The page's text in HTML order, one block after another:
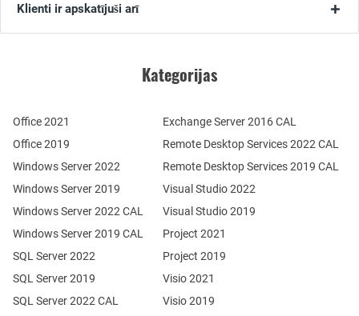
Klienti ir apskatījuši arī
Kategorijas
Office 2021
Office 2019
Windows Server 2022
Windows Server 2019
SQL Server 2022
SQL Server 2019
Windows Server 2022 CAL
Windows Server 2019 CAL
SQL Server 2022 CAL
Remote Desktop Services 2022 CAL
Remote Desktop Services 2019 CAL
Exchange Server 2016 CAL
Visual Studio 2022
Visual Studio 2019
Project 2021
Project 2019
Visio 2021
Visio 2019